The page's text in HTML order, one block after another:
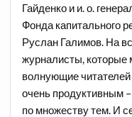
Гайденко и и. о.
Фонда капитального
Руслан Галимов. На
журналисты, которые
волнующие читателей
очень продуктивным
по множеству тем. И